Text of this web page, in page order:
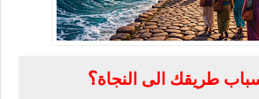
طريقك الى النجاة؟